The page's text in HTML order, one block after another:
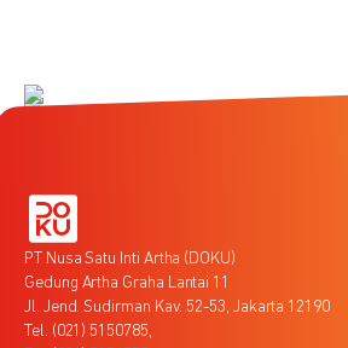
PT Nusa Satu Inti Artha (DOKU)
Gedung Artha Graha Lantai 11
Jl. Jend. Sudirman Kav. 52-53, Jakarta 12190
Tel. (021) 5150785,